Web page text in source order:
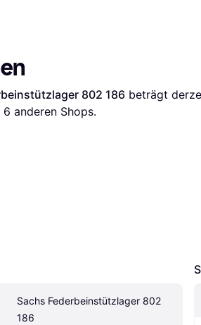
802 186 beträgt
6 anderen Shops.
Sachs Federbeinstützlager 802
186